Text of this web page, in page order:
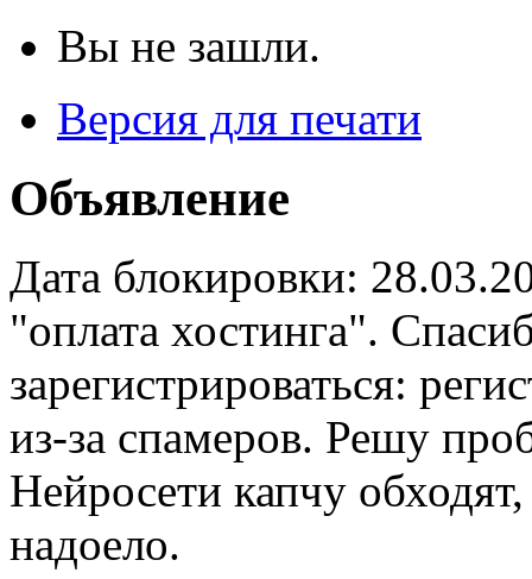
Вы не зашли.
Версия для печати
Объявление
Дата блокировки:
"оплата хостинга".
зарегистрироваться:
из-за спамеров. Решу
Нейросети капчу
надоело.